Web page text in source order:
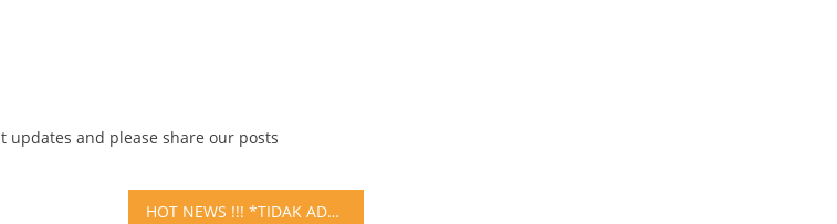
updates and please share our posts
HOT NEWS !!! *TIDAK ADA LAGI SELAIN DISINI* *MEDAN THE FIRST STOP* MEDAN ADALAH KOTA PERTAMA ROADSHOW PEMASARAN PROJECT JKT LIVING STAR *5 ALASAN KENAPA JKT LIVING STAR 1. SUPERBLOK PALING MURAH HANYA RP200Jtan 2. KAWASAN BISNIS UTAMA 3. DENGAN KONSEP BANGUNAN 4. NILAI INVESTASI YANG PASTI DAN UNTUNG 5. BELI DI AWAL UNTUNG SAMPAI SELAMANYA – TYPE STUDIO ( 20M2) – TYPE 2BR ( 34M2) – TYPE 2BR+CORNER (41M2) *COMMERCIAL SPACE* *OFFICE-MALL-KIOS-CITYWALK* TERSEDIA CARA BAYAR YANG FLEXIBEL 1.CICILAN SAMPAI 60X FLAT TANPA DP 2. KPA BANK SWASTA DAN NASIONAL DENGAN DP BISA DICICIL SAMPAI 12X BAYAR 3.CASH KERAS *HANYA DENGAN MEMBAYAR 5JUTA ANDA DAPAT MEMILIKI HUNIAN BERTARAF INTERNATIONAL DENGAN BERBAGAI MACAM FASILITAS MENUNJANG DIJAKARTA* Informasi lebih lanjut : Edy Tan 081265999229